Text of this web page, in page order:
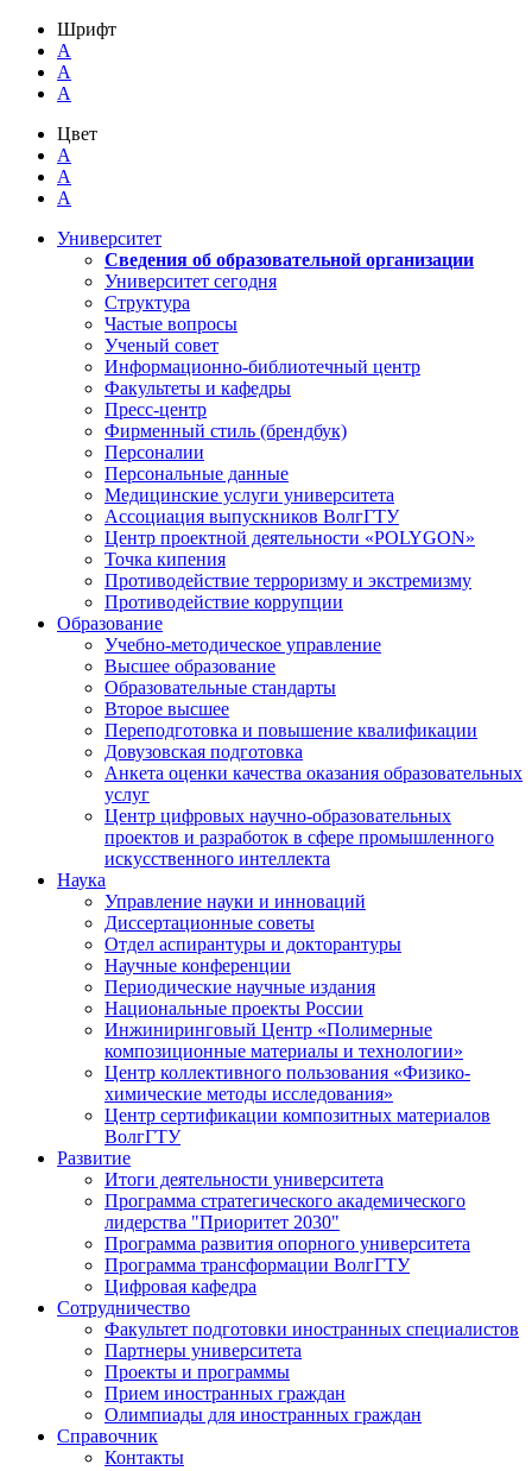
Шрифт
A
A
A
Цвет
A
A
A
Университет
Сведения об образовательной организации
Университет сегодня
Структура
Частые вопросы
Ученый совет
Информационно-библиотечный центр
Факультеты и кафедры
Пресс-центр
Фирменный стиль (брендбук)
Персоналии
Персональные данные
Медицинские услуги университета
Ассоциация выпускников ВолгГТУ
Центр проектной деятельности «POLYGON»
Точка кипения
Противодействие терроризму и экстремизму
Противодействие коррупции
Образование
Учебно-методическое управление
Высшее образование
Образовательные стандарты
Второе высшее
Переподготовка и повышение квалификации
Довузовская подготовка
Анкета оценки качества оказания образовательных
услуг
Центр цифровых научно-образовательных
проектов и разработок в сфере промышленного
искусственного интеллекта
Наука
Управление науки и инноваций
Диссертационные советы
Отдел аспирантуры и докторантуры
Научные конференции
Периодические научные издания
Национальные проекты России
Инжиниринговый Центр «Полимерные
композиционные материалы и технологии»
Центр коллективного пользования «Физико-
химические методы исследования»
Центр сертификации композитных материалов
ВолгГТУ
Развитие
Итоги деятельности университета
Программа стратегического академического
лидерства "Приоритет 2030"
Программа развития опорного университета
Программа трансформации ВолгГТУ
Цифровая кафедра
Сотрудничество
Факультет подготовки иностранных специалистов
Партнеры университета
Проекты и программы
Прием иностранных граждан
Олимпиады для иностранных граждан
Справочник
Контакты